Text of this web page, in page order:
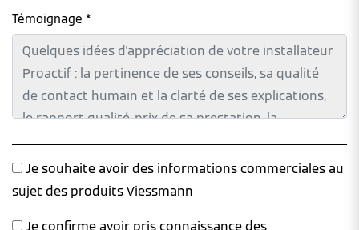
Témoignage *
Je souhaite avoir des informations commerciales au
sujet des produits Viessmann
Je confirme avoir pris connaissance des